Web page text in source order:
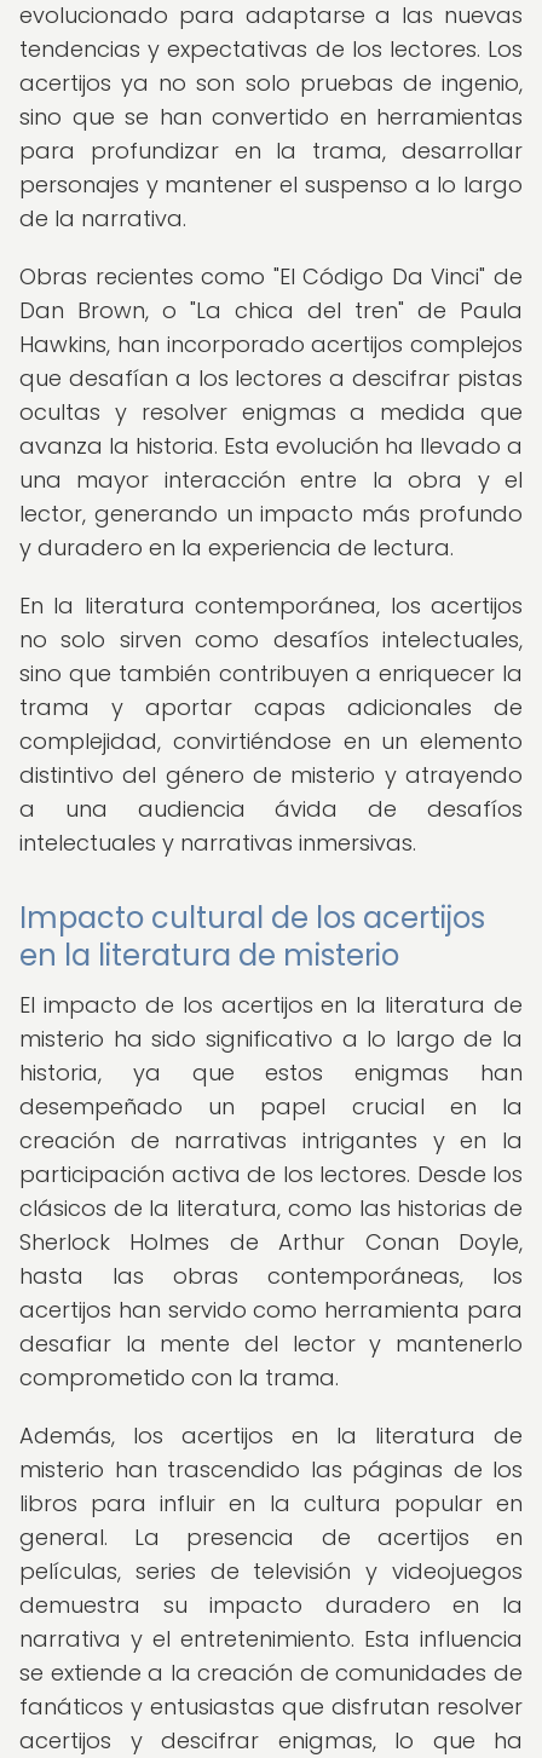
evolucionado para adaptarse a las nuevas
tendencias y expectativas de los lectores. Los
acertijos ya no son solo pruebas de ingenio,
sino que se han convertido en herramientas
para profundizar en la trama, desarrollar
personajes y mantener el suspenso a lo largo
de la narrativa.
Obras recientes como "El Código Da Vinci" de
Dan Brown, o "La chica del tren" de Paula
Hawkins, han incorporado acertijos complejos
que desafían a los lectores a descifrar pistas
ocultas y resolver enigmas a medida que
avanza la historia. Esta evolución ha llevado a
una mayor interacción entre la obra y el
lector, generando un impacto más profundo
y duradero en la experiencia de lectura.
En la literatura contemporánea, los acertijos
no solo sirven como desafíos intelectuales,
sino que también contribuyen a enriquecer la
trama y aportar capas adicionales de
complejidad, convirtiéndose en un elemento
distintivo del género de misterio y atrayendo
a una audiencia ávida de desafíos
intelectuales y narrativas inmersivas.
Impacto cultural de los acertijos
en la literatura de misterio
El impacto de los acertijos en la literatura de
misterio ha sido significativo a lo largo de la
historia, ya que estos enigmas han
desempeñado un papel crucial en la
creación de narrativas intrigantes y en la
participación activa de los lectores. Desde los
clásicos de la literatura, como las historias de
Sherlock Holmes de Arthur Conan Doyle,
hasta las obras contemporáneas, los
acertijos han servido como herramienta para
desafiar la mente del lector y mantenerlo
comprometido con la trama.
Además, los acertijos en la literatura de
misterio han trascendido las páginas de los
libros para influir en la cultura popular en
general. La presencia de acertijos en
películas, series de televisión y videojuegos
demuestra su impacto duradero en la
narrativa y el entretenimiento. Esta influencia
se extiende a la creación de comunidades de
fanáticos y entusiastas que disfrutan resolver
acertijos y descifrar enigmas, lo que ha